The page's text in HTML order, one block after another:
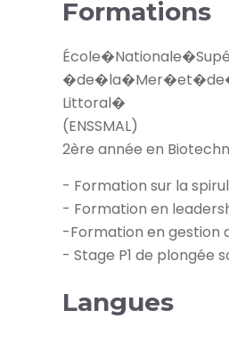
Formations
Littoral�
(ENSSMAL)
2ère année en
- Formation sur la
- Formation en
-Formation en gestion
- Stage P1 de plongée
Langues